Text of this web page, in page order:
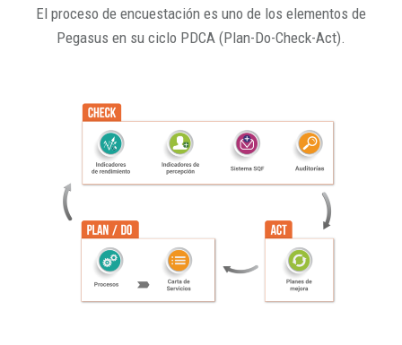
El proceso de encuestación es uno de los elementos de
Pegasus en su ciclo PDCA (Plan-Do-Check-Act).